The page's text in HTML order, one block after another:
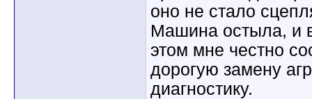
оно не стало
Машина остыла, и
этом мне честно
дорогую замену
диагностику.